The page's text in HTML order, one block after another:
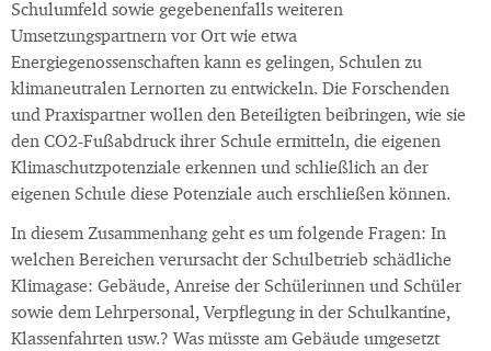
Schulumfeld sowie gegebenenfalls weiteren
Umsetzungspartnern vor Ort wie etwa
Energiegenossenschaften kann es gelingen, Schulen zu
klimaneutralen Lernorten zu entwickeln. Die Forschenden
und Praxispartner wollen den Beteiligten beibringen, wie sie
den CO2-Fußabdruck ihrer Schule ermitteln, die eigenen
Klimaschutzpotenziale erkennen und schließlich an der
eigenen Schule diese Potenziale auch erschließen können.
In diesem Zusammenhang geht es um folgende Fragen: In
welchen Bereichen verursacht der Schulbetrieb schädliche
Klimagase: Gebäude, Anreise der Schülerinnen und Schüler
sowie dem Lehrpersonal, Verpflegung in der Schulkantine,
Klassenfahrten usw.? Was müsste am Gebäude umgesetzt